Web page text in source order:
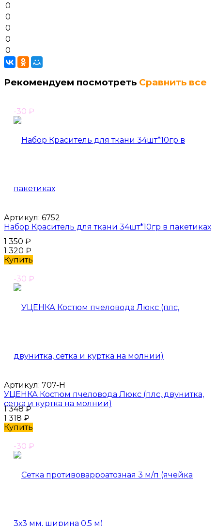
0
0
0
0
0
Рекомендуем посмотреть Сравнить все
-30 ₽
Артикул: 6752
Набор Краситель для ткани 34шт*10гр в пакетиках
1 350 ₽
1 320 ₽
Купить
-30 ₽
Артикул: 707-Н
УЦЕНКА Костюм пчеловода Люкс (плс, двунитка,
сетка и куртка на молнии)
1 348₽
1 318 ₽
Купить
-30 ₽